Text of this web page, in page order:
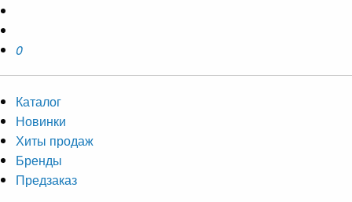
0
Каталог
Новинки
Хиты продаж
Бренды
Предзаказ